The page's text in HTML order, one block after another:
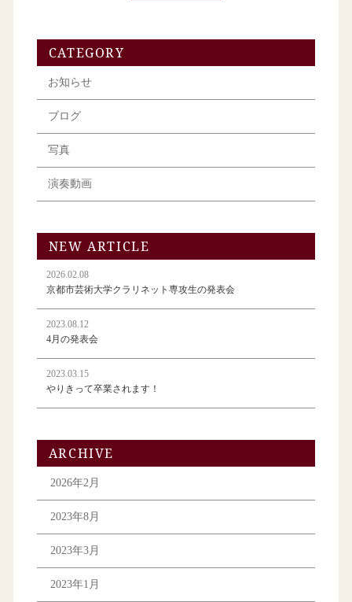
CATEGORY
お知らせ
ブログ
写真
演奏動画
NEW ARTICLE
2026.02.08
京都市芸術大学クラリネット専攻生の発表会
2023.08.12
4月の発表会
2023.03.15
やりきって卒業されます！
ARCHIVE
2026年2月
2023年8月
2023年3月
2023年1月